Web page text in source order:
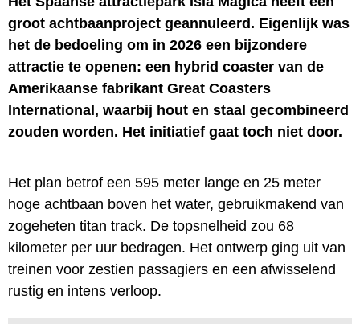
groot achtbaanproject geannuleerd. Eigenlijk was
het de bedoeling om in 2026 een bijzondere
attractie te openen: een hybrid coaster van de
Amerikaanse fabrikant Great Coasters
International, waarbij hout en staal gecombineerd
zouden worden. Het initiatief gaat toch niet door.
Het plan betrof een 595 meter lange en 25 meter
hoge achtbaan boven het water, gebruikmakend van
zogeheten titan track. De topsnelheid zou 68
kilometer per uur bedragen. Het ontwerp ging uit van
treinen voor zestien passagiers en een afwisselend
rustig en intens verloop.